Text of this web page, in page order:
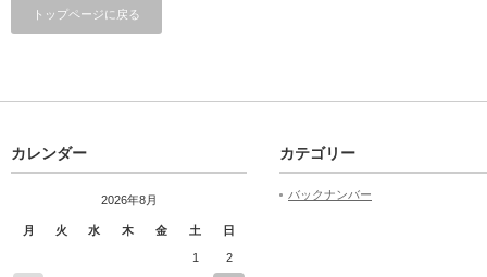
トップページに戻る
カレンダー
2026年8月
月 火 水 木 金 土 日
1 2
カテゴリー
バックナンバー